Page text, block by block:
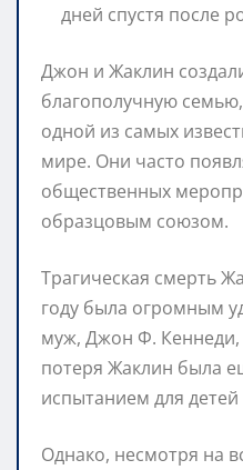
дней спустя после
Джон и Жаклин
благополучную
одной из самых
мире. Они часто
общественных
образцовым союзом.
Трагическая смерть
году была огромным
муж, Джон Ф. Кеннеди,
потеря Жаклин была
испытанием для
Однако, несмотря на